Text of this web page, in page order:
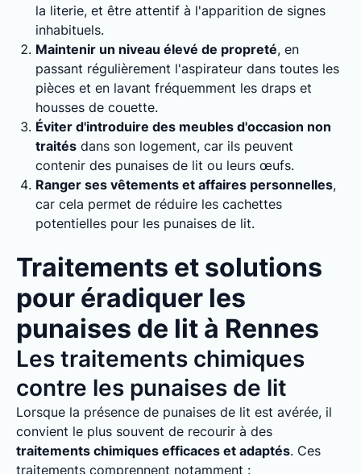
la literie, et être attentif à l'apparition de signes
inhabituels.
Maintenir un niveau élevé de propreté, en
passant régulièrement l'aspirateur dans toutes les
pièces et en lavant fréquemment les draps et
housses de couette.
Éviter d'introduire des meubles d'occasion non
traités dans son logement, car ils peuvent
contenir des punaises de lit ou leurs œufs.
Ranger ses vêtements et affaires personnelles,
car cela permet de réduire les cachettes
potentielles pour les punaises de lit.
Traitements et solutions
pour éradiquer les
punaises de lit à Rennes
Les traitements chimiques
contre les punaises de lit
Lorsque la présence de punaises de lit est avérée, il
convient le plus souvent de recourir à des
traitements chimiques efficaces et adaptés. Ces
traitements comprennent notamment :